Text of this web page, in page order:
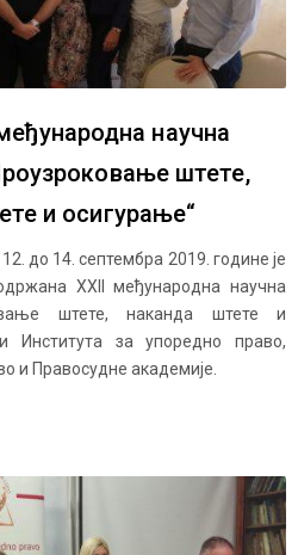
научна
штете,
и осигурање“
до 14. септембра 2019. године је
XXII међународна научна
штете, наканда штете и
Института за упоредно право,
и Правосудне академије.